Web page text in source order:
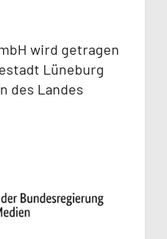
wird getragen
Lüneburg
des Landes